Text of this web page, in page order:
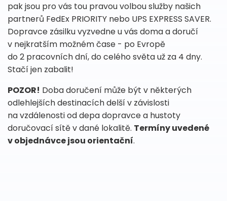
pak jsou pro vás tou pravou volbou služby našich
partnerů FedEx PRIORITY nebo UPS EXPRESS SAVER.
Dopravce zásilku vyzvedne u vás doma a doručí
v nejkratším možném čase - po Evropě
do 2 pracovních dní, do celého světa už za 4 dny.
Stačí jen zabalit!
POZOR! Doba doručení může být v některých
odlehlejších destinacích delší v závislosti
na vzdálenosti od depa dopravce a hustoty
doručovací sítě v dané lokalitě. Termíny uvedené
v objednávce jsou orientační.